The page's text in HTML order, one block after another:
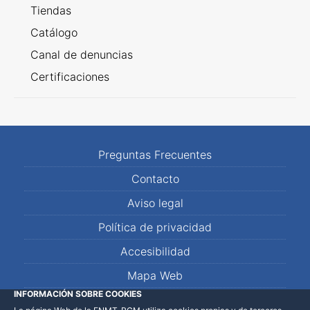
Tiendas
Catálogo
Canal de denuncias
Certificaciones
Preguntas Frecuentes
Contacto
Aviso legal
Política de privacidad
Accesibilidad
Mapa Web
INFORMACIÓN SOBRE COOKIES